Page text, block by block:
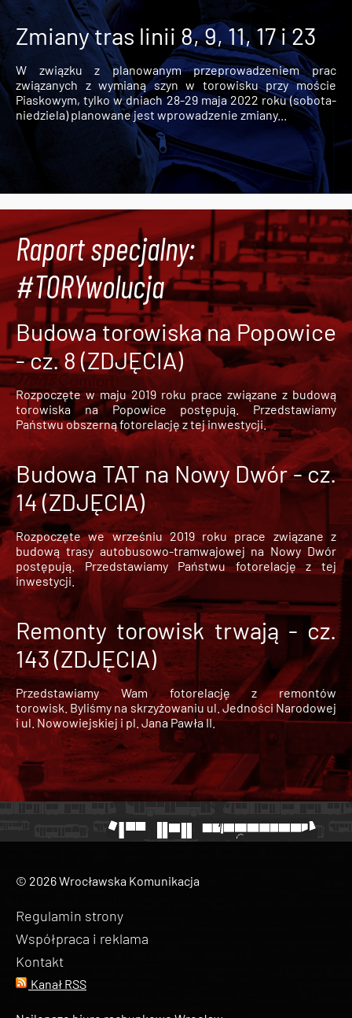
Zmiany tras linii 8, 9, 11, 17 i 23
W związku z planowanym przeprowadzeniem prac
związanych z wymianą szyn w torowisku przy moście
Piaskowym, tylko w dniach 28-29 maja 2022 roku (sobota-
niedziela) planowane jest wprowadzenie zmiany...
Raport specjalny:
#TORYwolucja
Budowa torowiska na Popowice
- cz. 8 (ZDJĘCIA)
Rozpoczęte w maju 2019 roku prace związane z budową
torowiska na Popowice
postępują. Przedstawiamy
Państwu obszerną fotorelację z tej inwestycji.
Budowa TAT na Nowy Dwór - cz.
14 (ZDJĘCIA)
Rozpoczęte we wrześniu 2019 roku prace związane z
budową trasy autobusowo-tramwajowej na Nowy Dwór
postępują. Przedstawiamy Państwu fotorelację z tej
inwestycji.
Remonty torowisk trwają - cz.
143 (ZDJĘCIA)
Przedstawiamy Wam fotorelację z remontów
torowisk. Byliśmy na skrzyżowaniu ul. Jedności Narodowej
i ul. Nowowiejskiej i pl. Jana Pawła II.
© 2026 Wrocławska Komunikacja
Regulamin strony
Współpraca i reklama
Kontakt
Kanał RSS